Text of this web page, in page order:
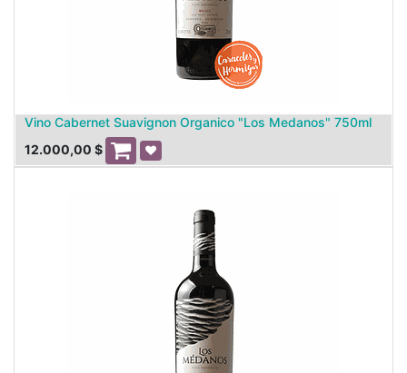
Vino Cabernet Suavignon Organico "Los Medanos" 750ml
12.000,00 $